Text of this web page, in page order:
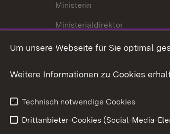
Ministerin
Ministerialdirektor
Organisation und Aufgaben
Um unsere Webseite für Sie optimal
Weitere Informationen zu Cookies
Technisch notwendige Cookies
Drittanbieter-Cookies (Social-Media-